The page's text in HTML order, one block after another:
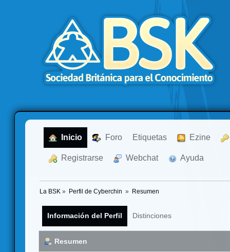
Inicio Foro Etiquetas Ezine
Registrarse Webchat Ayuda
La BSK » Perfil de Cyberchin » Resumen
Información del Perfil Distinciones
Resumen